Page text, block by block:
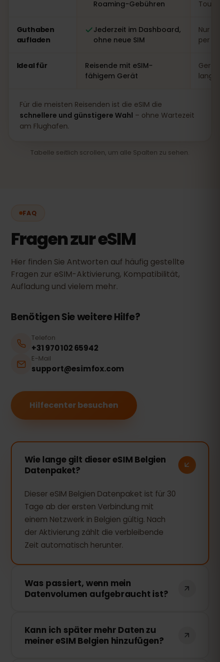
Roaming-Gebühren
Guthaben
aufladen
Jederzeit im Dashboard,
ohne neue SIM
Nur
per
Ideal für
Reisende mit eSIM-
fähigem Gerät
Für die meisten Reisenden ist die eSIM die
schnellere und günstigere Wahl – ohne Wartezeit
am Flughafen.
Tabelle seitlich scrollen, um alle Spalten zu sehen.
FAQ
Fragen zur eSIM
Hier finden Sie Antworten auf häufig gestellte
Fragen zur eSIM-Aktivierung, Kompatibilität,
Aufladung und vielem mehr.
Benötigen Sie weitere Hilfe?
Telefon
+31 970 102 65942
E-Mail
support@esimfox.com
Hilfecenter besuchen
Wie lange gilt dieser eSIM Belgien
Datenpaket?
Dieser eSIM Belgien Datenpaket ist für 30
Tage ab der ersten Verbindung mit
einem Netzwerk in Belgien gültig. Nach
der Aktivierung zählt die verbleibende
Zeit automatisch herunter.
Was passiert, wenn mein
Datenvolumen aufgebraucht ist?
verbrauchen, wird Ihre Verbindung
unterbrochen. Sie können Ihr eSIM
Kann ich später mehr Daten zu
meiner eSIM Belgien hinzufügen?